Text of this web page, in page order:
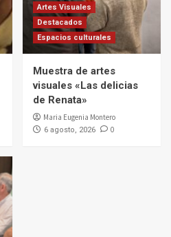
Artes Visuales
Destacados
Espacios culturales
Muestra de artes
visuales «Las delicias
de Renata»
Maria Eugenia Montero
6 agosto, 2026 0